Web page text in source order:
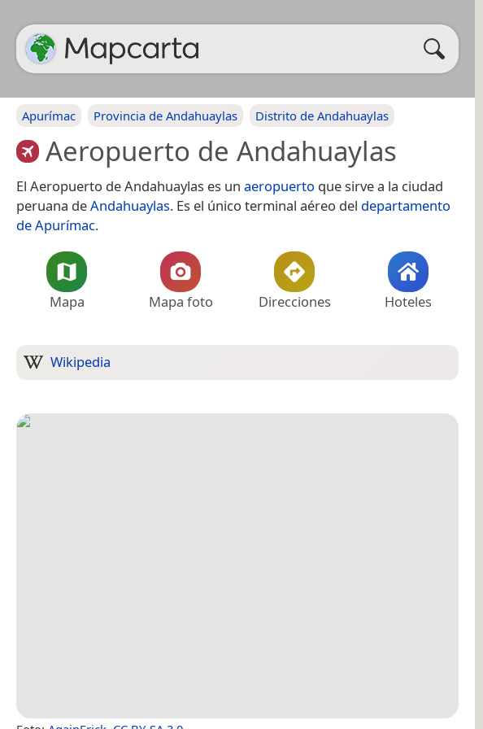
Apurímac Provincia de Andahuaylas Distrito de Andahuaylas
Aeropuerto de Andahuaylas
El Aeropuerto de Andahuaylas es un aeropuerto que sirve a la ciudad
peruana deAndahuaylas. Es el único terminal aéreo del departamento
de Apurímac.
Mapa Mapa foto Direcciones Hoteles
Wikipedia